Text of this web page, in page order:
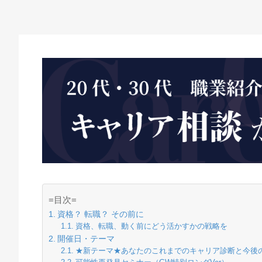
=目次=
資格？ 転職？ その前に
資格、転職、動く前にどう活かすかの戦略を
開催日・テーマ
★新テーマ★あなたのこれまでのキャリア診断と今後